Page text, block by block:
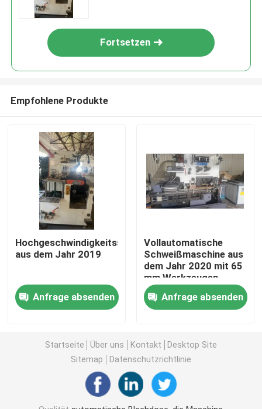
Videos
Fortsetzen
Empfohlene Produkte
Hochgeschwindigkeitsschweißmaschine
aus dem Jahr 2019
Anfrage absenden
Vollautomatische
Schweißmaschine aus
dem Jahr 2020 mit 65
mm Werkzeugen
Anfrage absenden
Startseite Über uns Kontakt
Desktop Site
Sitemap
Datenschutzrichtlinie